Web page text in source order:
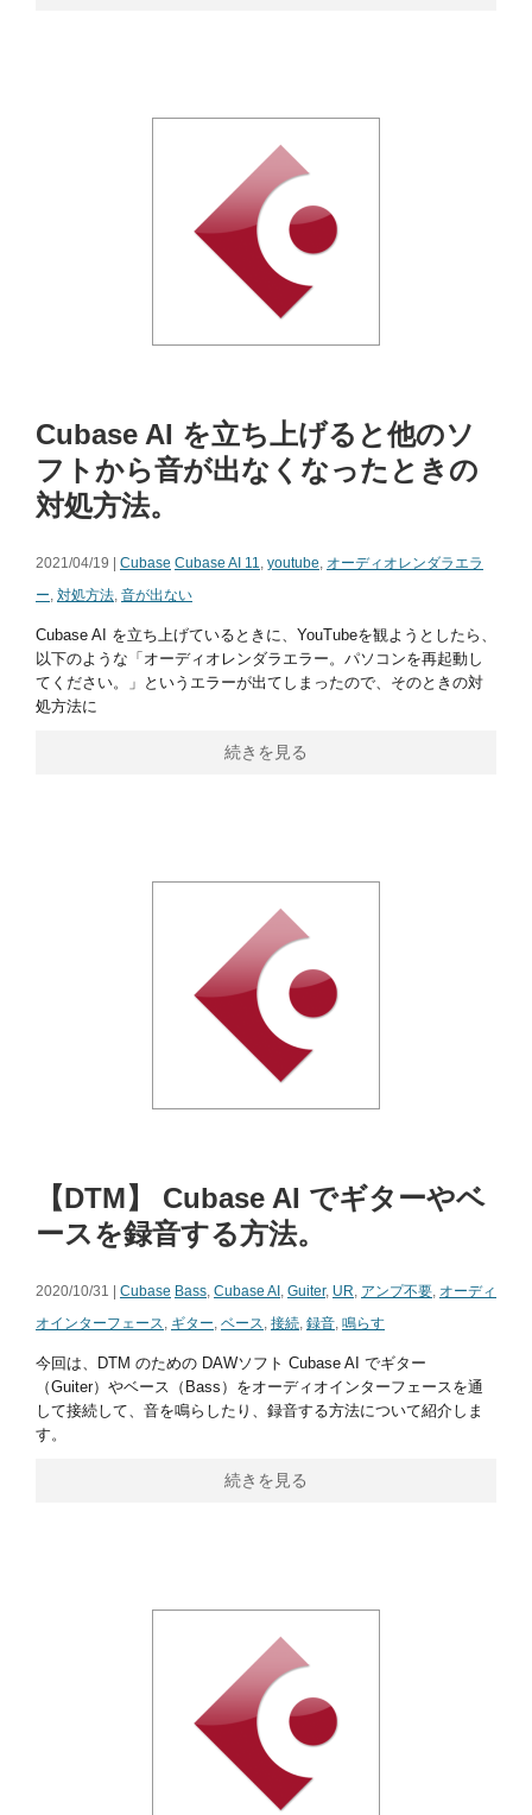
Cubase AI を立ち上げると他のソ
フトから音が出なくなったときの
対処方法。
2021/04/19 | Cubase Cubase AI 11, youtube, オーディオレンダラエラ
ー, 対処方法, 音が出ない
Cubase AI を立ち上げているときに、YouTubeを観ようとしたら、
以下のような「オーディオレンダラエラー。パソコンを再起動し
てください。」というエラーが出てしまったので、そのときの対
処方法に
続きを見る
【DTM】 Cubase AI でギターやベ
ースを録音する方法。
2020/10/31 | Cubase Bass, Cubase AI , Guiter, UR, アンプ不要, オーディ
オインターフェース, ギター, ベース, 接続, 録音, 鳴らす
今回は、DTM のための DAWソフト Cubase AI でギター
（Guiter）やベース（Bass）をオーディオインターフェースを通
して接続して、音を鳴らしたり、録音する方法について紹介しま
す。
続きを見る